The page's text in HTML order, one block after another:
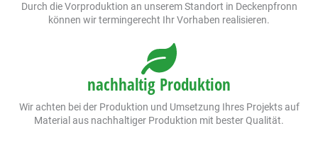
Durch die Vorproduktion an unserem Standort in Deckenpfronn
können wir termingerecht Ihr Vorhaben realisieren.
nachhaltig Produktion
Wir achten bei der Produktion und Umsetzung Ihres Projekts auf
Material aus nachhaltiger Produktion mit bester Qualität.